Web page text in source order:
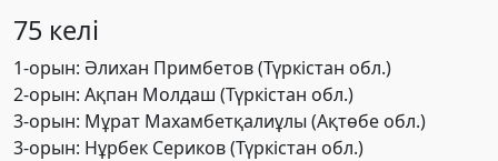
75 келі
1-орын: Әлихан Примбетов (Түркістан обл.)
2-орын: Ақпан Молдаш (Түркістан обл.)
3-орын: Мұрат Махамбетқалиұлы (Ақтөбе обл.)
3-орын: Нұрбек Сериков (Түркістан обл.)